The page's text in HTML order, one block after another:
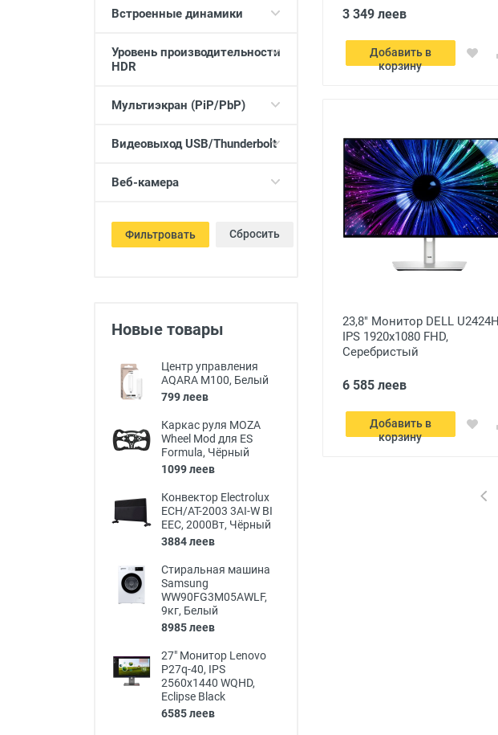
Встроенные динамики
Уровень производительности
HDR
Мультиэкран (PiP/PbP)
Видеовыход USB/Thunderbolt
Веб-камера
Фильтровать Сбросить
Новые товары
Центр управления
AQARA M100, Белый
799 леев
Каркас руля MOZA
Wheel Mod для ES
Formula, Чёрный
1099 леев
Конвектор Electrolux
ECH/AT-2003 3AI-W BI
EEC, 2000Вт, Чёрный
3884 леев
Стиральная машина
Samsung
WW90FG3M05AWLF,
9кг, Белый
8985 леев
27" Монитор Lenovo
P27q-40, IPS
2560x1440 WQHD,
Eclipse Black
6585 леев
3 349 леев
Добавить в
корзину
23,8" Монитор DELL
IPS 1920x1080 FHD,
Серебристый
6 585 леев
Добавить в
корзину